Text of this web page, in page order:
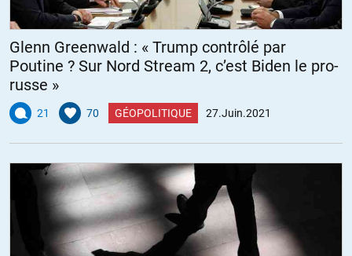
Glenn Greenwald : « Trump contrôlé par
Poutine ? Sur Nord Stream 2, c’est Biden le pro-
russe »
21 70 GÉOPOLITIQUE 27.Juin.2021